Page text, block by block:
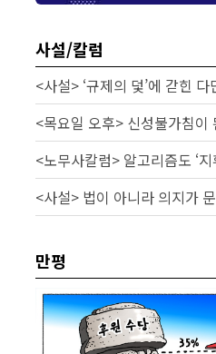
사설/칼럼
<목요일 오후> 신성불가침이
<노무사칼럼> 알고리즘도 ‘지
<사설> 법이 아니라 의지가
만평